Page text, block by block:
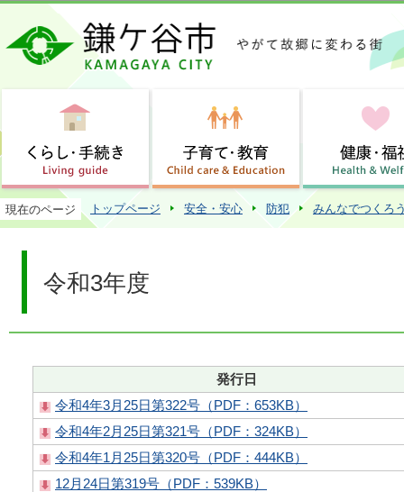
この
現在のページ トップページ 安全・安心 防犯 みんなでつくろ
令和3年度
発行日
令和4年3月25日第322号（PDF：653KB）
令和4年2月25日第321号（PDF：324KB）
令和4年1月25日第320号（PDF：444KB）
12月24日第319号（PDF：539KB）